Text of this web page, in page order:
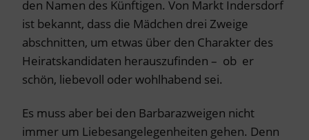
den Namen des Künftigen. Von Markt Indersdorf
ist bekannt, dass die Mädchen drei Zweige
abschnitten, um etwas über den Charakter des
Heiratskandidaten herauszufinden – ob er
schön, liebevoll oder wohlhabend sei.
Es muss aber bei den Barbarazweigen nicht
immer um Liebesangelegenheiten gehen. Denn